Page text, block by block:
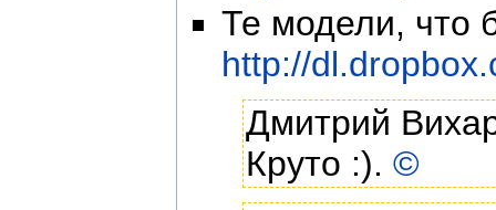
Те модели, что
http://
Дмитрий
Круто :). ©